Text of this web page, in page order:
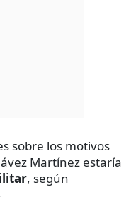
sobre los motivos
Martínez estaría
, según